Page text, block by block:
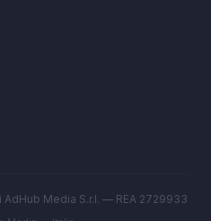
Media S.r.l. — REA 2729933